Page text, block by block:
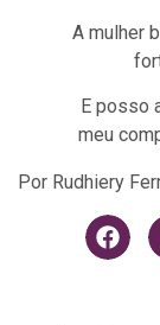
A mulher
E posso
meu
Por Rudhiery